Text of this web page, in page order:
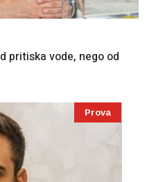
pritiska vode, nego od
Prova